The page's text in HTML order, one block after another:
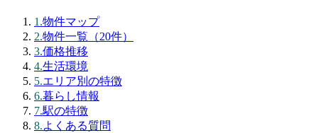
1.物件マップ
2.物件一覧（20件）
3.価格推移
4.生活環境
5.エリア別の特徴
6.暮らし情報
7.駅の特徴
8.よくある質問